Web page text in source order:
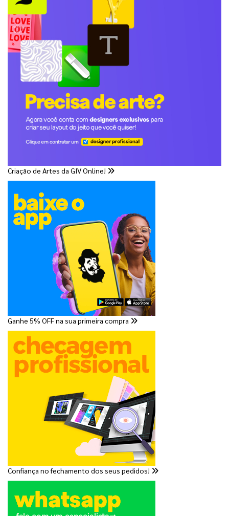
Criação de Artes da GIV Online!
Ganhe 5% OFF na sua primeira compra
Confiança no fechamento dos seus pedidos!